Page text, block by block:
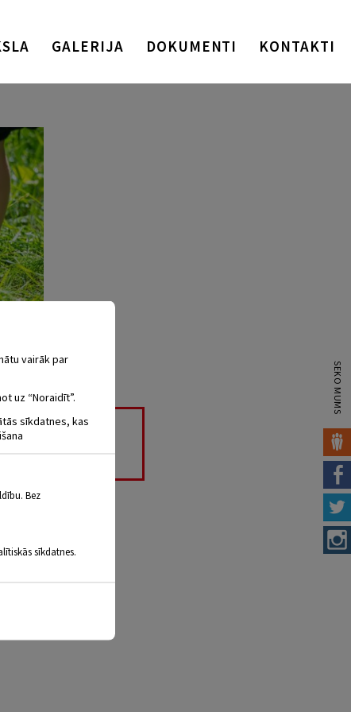
GALERIJA DOKUMENTI KONTAKTI
dienās, tumšos
gan daudzus
SEKO MUMS
vairāk par
uz “Noraidīt”.
sīkdatnes, kas
Bez
sīkdatnes.